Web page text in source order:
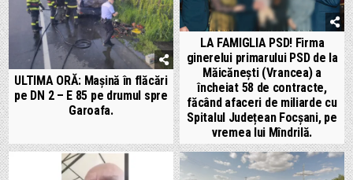
ULTIMA ORĂ: Mașină în flăcări
pe DN 2 – E 85 pe drumul spre
Garoafa.
LA FAMIGLIA PSD! Firma
ginerelui primarului PSD de la
Măicănești (Vrancea) a
încheiat 58 de contracte,
făcând afaceri de miliarde cu
Spitalul Județean Focșani, pe
vremea lui Mîndrilă.